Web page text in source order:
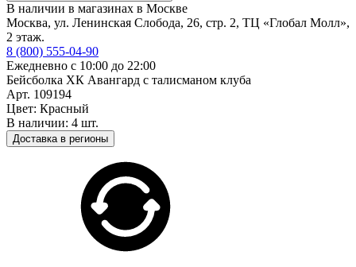
В наличии в магазинах в Москве
Москва, ул. Ленинская Слобода, 26, стр. 2, ТЦ «Глобал Молл»,
2 этаж.
8 (800) 555-04-90
Ежедневно с 10:00 до 22:00
Бейсболка ХК Авангард с талисманом клуба
Арт. 109194
Цвет: Красный
В наличии: 4 шт.
Доставка в регионы